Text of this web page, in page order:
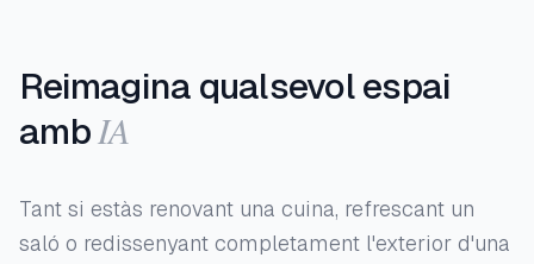
Reimagina qualsevol espai
ambIA
Tant si estàs renovant una cuina, refrescant un
saló o redissenyant completament l'exterior d'una